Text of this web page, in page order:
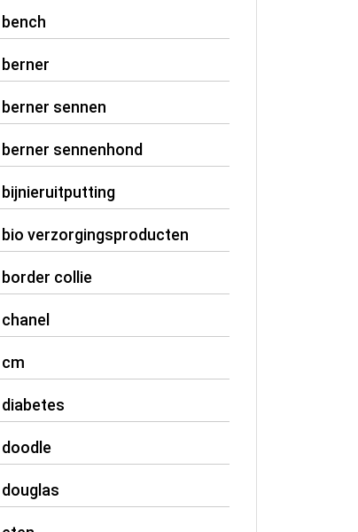
bench
berner
berner sennen
berner sennenhond
bijnieruitputting
bio verzorgingsproducten
border collie
chanel
cm
diabetes
doodle
douglas